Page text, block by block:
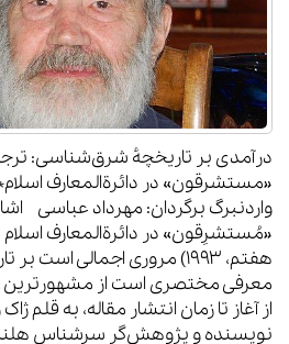
درآمدی بر تاریخچهٔ شرق‌شناسی:
«مستشرقون» در دائرة‌المعارف
واردنبرگ برگردان: مهرداد عباسی
«مُستشرِقون» در دائرةالمعارف
هفتم، ۱۹۹۳) مروری اجمالی
معرفی مختصری است از مشهورترین
نویسنده و پژوهش‌گر سرشناس